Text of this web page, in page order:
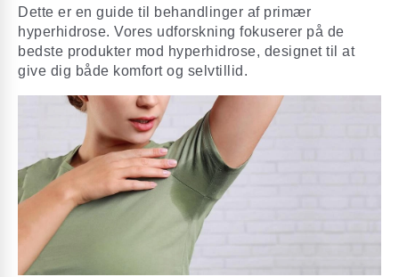
Dette er en guide til behandlinger af primær
hyperhidrose. Vores udforskning fokuserer på de
bedste produkter mod hyperhidrose, designet til at
give dig både komfort og selvtillid.